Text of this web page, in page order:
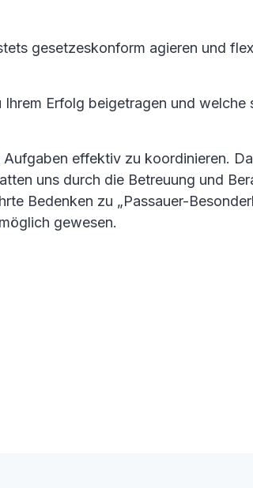
gesetzeskonform agieren und
Erfolg beigetragen und welche
effektiv zu koordinieren.
uns durch die Betreuung und
Bedenken zu „Passauer-
gewesen.